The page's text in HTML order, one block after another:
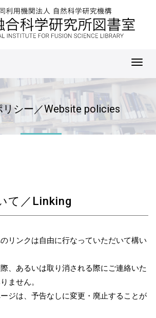
リシー／Website policies
て／Linking
リンクは自由に行なっていただいて構い
、あるいは取り消される際にご連絡いた
ません。
ジは、予告なしに変更・廃止することが